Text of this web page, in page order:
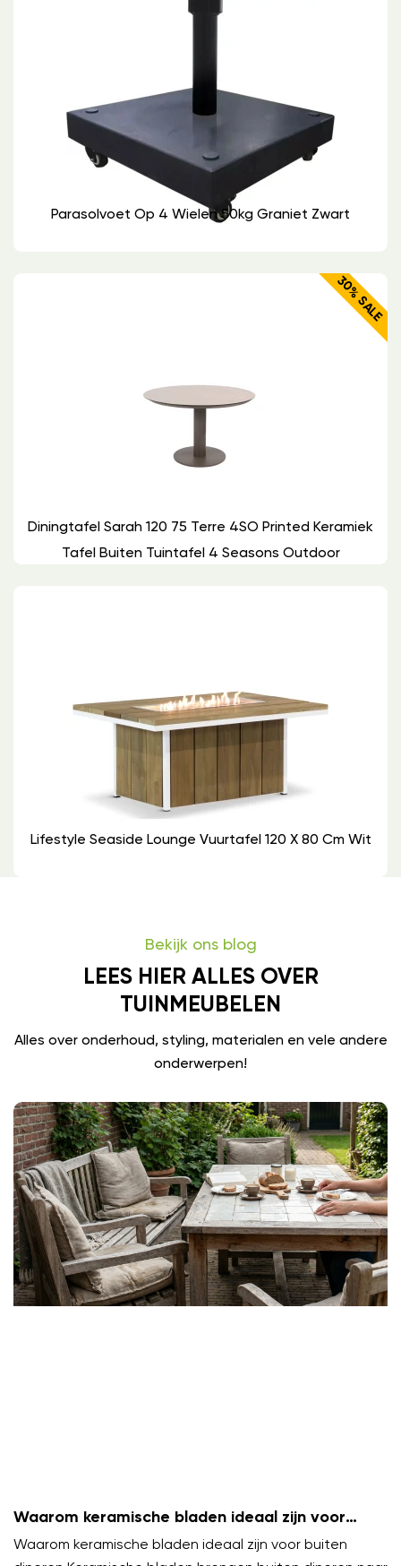
Parasolvoet Op 4 Wielen 50kg Graniet Zwart
30% SALE
Diningtafel Sarah 120 75 Terre 4SO Printed Keramiek
Tafel Buiten Tuintafel 4 Seasons Outdoor
Lifestyle Seaside Lounge Vuurtafel 120 X 80 Cm Wit
Bekijk ons blog
LEES HIER ALLES OVER
TUINMEUBELEN
Alles over onderhoud, styling, materialen en vele andere
onderwerpen!
Waarom keramische bladen ideaal zijn voor
buiten dineren
Waarom keramische bladen ideaal zijn voor buiten